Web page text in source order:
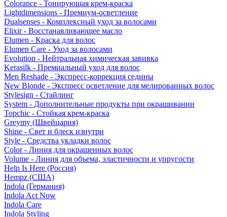
Colorance - Тонирующая крем-краска
Lightdimensions - Премиум-осветление
Dualsenses - Комплексный уход за волосами
Elixir - Восстанавливающее масло
Elumen - Краска для волос
Elumen Care - Уход за волосами
Evolution - Нейтральная химическая завивка
Kerasilk - Премиальный уход для волос
Men Reshade - Экспресс-коррекция седины
New Blonde - Экспресс осветление для мелированных волос
Stylesign - Стайлинг
System - Дополнительные продукты при окрашивании
Topchic - Стойкая крем-краска
Greymy (Швейцария)
Shine - Свет и блеск изнутри
Style - Средства укладки волос
Color - Линия для окрашенных волос
Volume - Линия для объема, эластичности и упругости
Help Is Here (Россия)
Hempz (США)
Indola (Германия)
Indola Act Now
Indola Care
Indola Styling